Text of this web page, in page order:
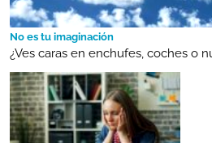
No es tu imaginación
¿Ves caras en enchufes, coches o